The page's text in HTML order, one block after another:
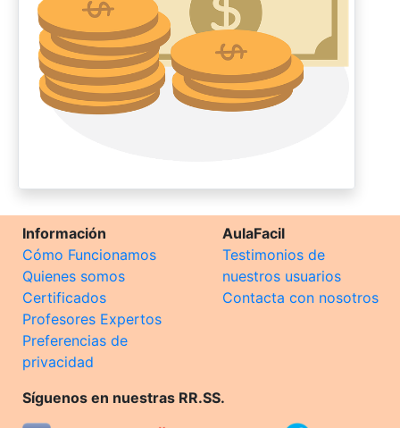
Información
Cómo Funcionamos
Quienes somos
Certificados
Profesores Expertos
Preferencias de
privacidad
AulaFacil
Testimonios de
nuestros usuarios
Contacta con nosotros
Síguenos en nuestras RR.SS.